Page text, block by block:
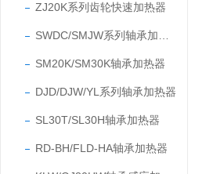
ZJ20K系列齿轮快速加热器
SM20K/SM30K轴承加热器
DJD/DJW/YL系列轴承加热器
SL30T/SL30H轴承加热器
RD-BH/FLD-HA轴承加热器